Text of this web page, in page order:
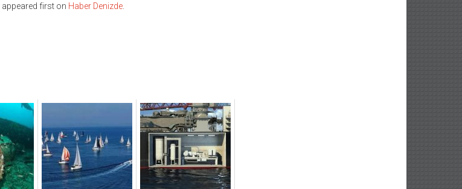
appeared first on Haber Denizde.